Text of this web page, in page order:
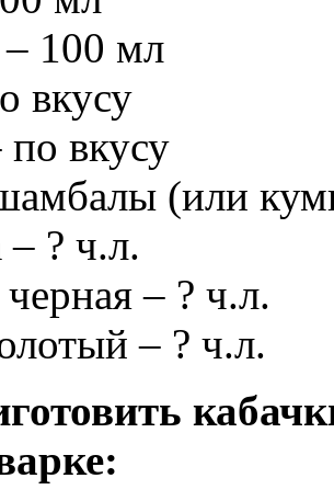
– 100 мл
вкусу
по вкусу
(или
? ч.л.
– ? ч.л.
– ? ч.л.